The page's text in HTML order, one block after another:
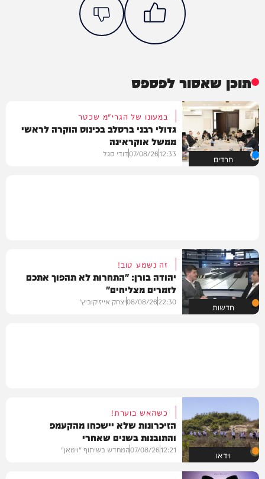
תוכן שאסור לפספס
חרדים
במעונו של הגרי"מ שכטר
גדולי רבני ברסלב בכינוס הוקרה לראשי
ממשל אוקראינה
12:33
07/08/26דודי סגל
חדשות
זה נשמע טוב!
יהודה בורן: "התחרות לא תהפוך אתכם
לזמרים מצליחים"
22:30
08/08/26יצחק אייזיקוביץ'
וידאו
כשהאש בוערת!
הזיכרונות שלא יישכחו מהקעמפ
והתובנות בשנים שאחרי
12:21
07/08/26המחדש בשיתוף "וימאן"